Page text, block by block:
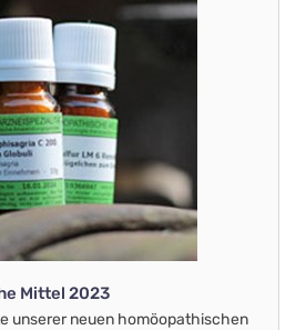
Mittel 2023
unserer neuen homöopathischen